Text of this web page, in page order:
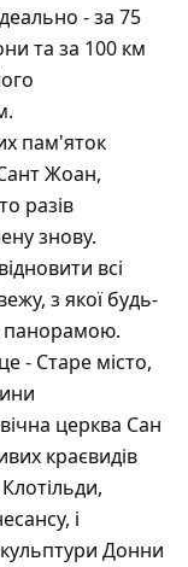
- за 75
та за 100 км
пам'яток
Жоан,
разів
знову.
всі
з якої будь-
панорамою.
- Старе місто,
церква Сан
краєвидів
і
Донни